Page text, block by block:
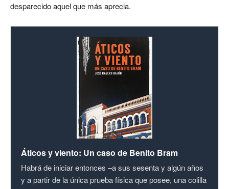
desparecido aquel que más aprecia.
Áticos y viento: Un caso de Benito Bram
Habrá de iniciar entonces –a sus sesenta y algún años
y a partir de la única prueba física que posee, una colilla